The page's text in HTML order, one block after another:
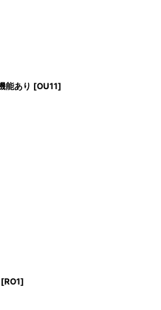
能あり [OU11]
[RO1]